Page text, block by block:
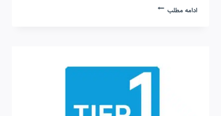
ادامه مطلبنیروگاه